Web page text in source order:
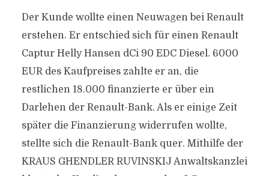
Der Kunde wollte einen Neuwagen bei Renault
erstehen. Er entschied sich für einen Renault
Captur Helly Hansen dCi 90 EDC Diesel. 6000
EUR des Kaufpreises zahlte er an, die
restlichen 18.000 finanzierte er über ein
Darlehen der Renault-Bank. Als er einige Zeit
später die Finanzierung widerrufen wollte,
stellte sich die Renault-Bank quer. Mithilfe der
KRAUS GHENDLER RUVINSKIJ Anwaltskanzlei